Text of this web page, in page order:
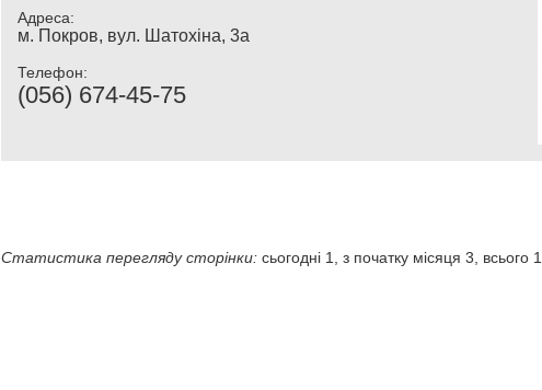
Адреса:
м. Покров, вул. Шатохіна, 3а
Телефон:
(056) 674-45-75
Статистика перегляду сторінки: сьогодні 1, з початку місяця 3, всього